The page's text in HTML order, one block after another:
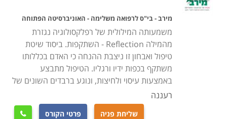
פתולוגיה, פרמקולוגיה, בדיקות מעבדה, עזרה ראשונה,
בדיקות קונבנציונאליות ועוד. מעבר לנושאים אלו לומדים
המשתתפים פרקים נרחבים ברפלקסולוגיה, ביניהם:
היסטוריה של התחום, טכניקות טיפול, מפת כף הרגל, טיפול
בכף היד, שילוב טיפול אלטרנטיבי עם טיפול קונבנציונאלי,
בניית תוכנית טיפולית, אבחון על ידי התבוננות בכף הרגל
ועוד. ההתמחויות הקיימות בתחום זה כוללות: רפלקסולוגיה
לילדים, לנשים הרות, לגיל השלישי, כטיפול בבעיות נשימה
מירב - בי"ס לרפואה משלימה - האוניברסיטה הפתוחה
משמעותה המילולית של רפלקסולוגיה נגזרת
מהמילה Reflection - השתקפות. ביסוד שיטת
טיפול ואבחון זו ניצבת ההנחה כי האדם בכללותו
משתקף בכפות ידיו ורגליו. הטיפול מתבצע
באמצעות עיסוי ולחיצות, ונוגע ברבדים השונים של
רעננה
שליחת פניה פרטי הקורס 